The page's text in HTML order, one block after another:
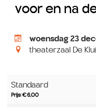
voor en na
woensdag 23
theaterzaal De
Standaard
Prijs: € 6,00